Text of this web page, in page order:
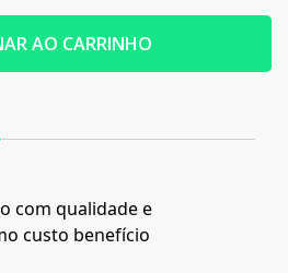
AO CARRINHO
com qualidade e
custo benefício